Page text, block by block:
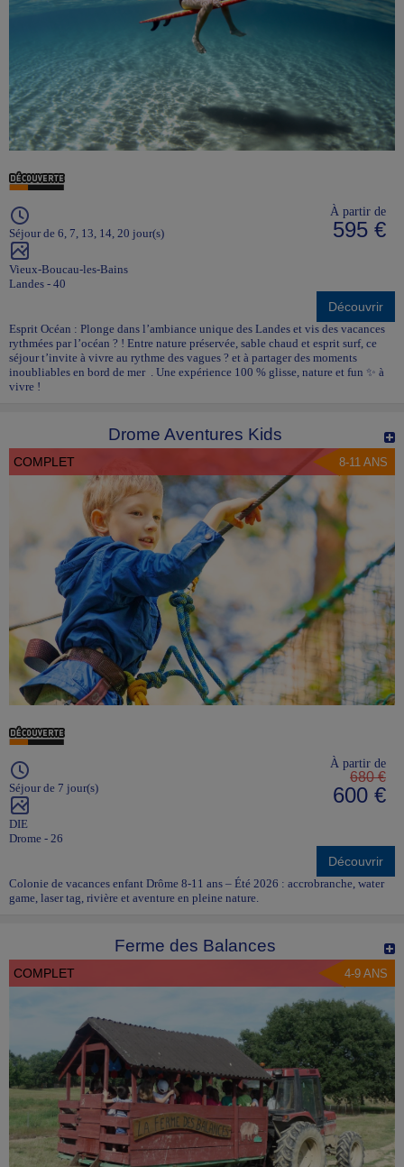
Séjour de 6, 7, 13, 14, 20 jour(s)
Vieux-Boucau-les-Bains
Landes - 40
À partir de
595 €
Découvrir
Esprit Océan : Plonge dans l’ambiance unique des Landes et vis des vacances
rythmées par l’océan ? ! Entre nature préservée, sable chaud et esprit surf, ce
séjour t’invite à vivre au rythme des vagues ? et à partager des moments
inoubliables en bord de mer . Une expérience 100 % glisse, nature et fun ✨ à
vivre !
Drome Aventures Kids
COMPLET 8-11 ANS
Séjour de 7 jour(s)
DIE
Drome - 26
À partir de
680 €
600 €
Découvrir
Colonie de vacances enfant Drôme 8-11 ans – Été 2026 : accrobranche, water
game, laser tag, rivière et aventure en pleine nature.
Ferme des Balances
COMPLET 4-9 ANS